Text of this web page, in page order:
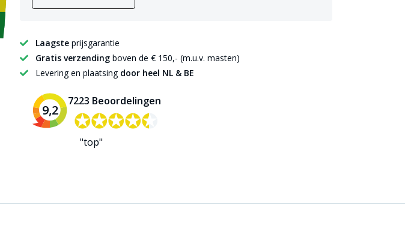
Laagste prijsgarantie
Gratis verzending boven de € 150,- (m.u.v. masten)
Levering en plaatsing door heel NL & BE
9,2
7223 Beoordelingen
✪✪✪✪✪
✪✪✪✪✪
"top"